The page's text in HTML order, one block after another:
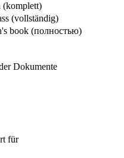
(komplett)
(vollständig)
book (полностью)
Dokumente
für